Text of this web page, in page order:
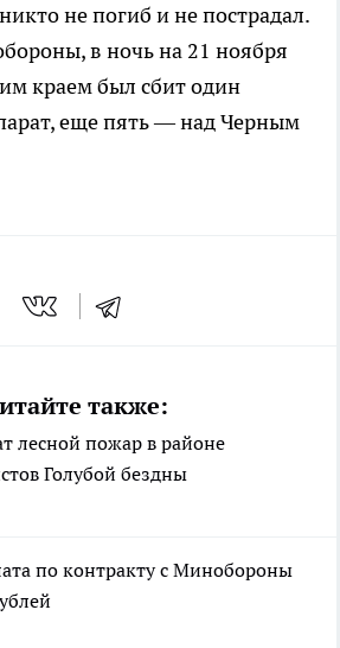
не погиб и не пострадал.
в ночь на 21 ноября
краем был сбит один
еще пять — над Черным
также:
лесной пожар в районе
Голубой бездны
по контракту с Минобороны